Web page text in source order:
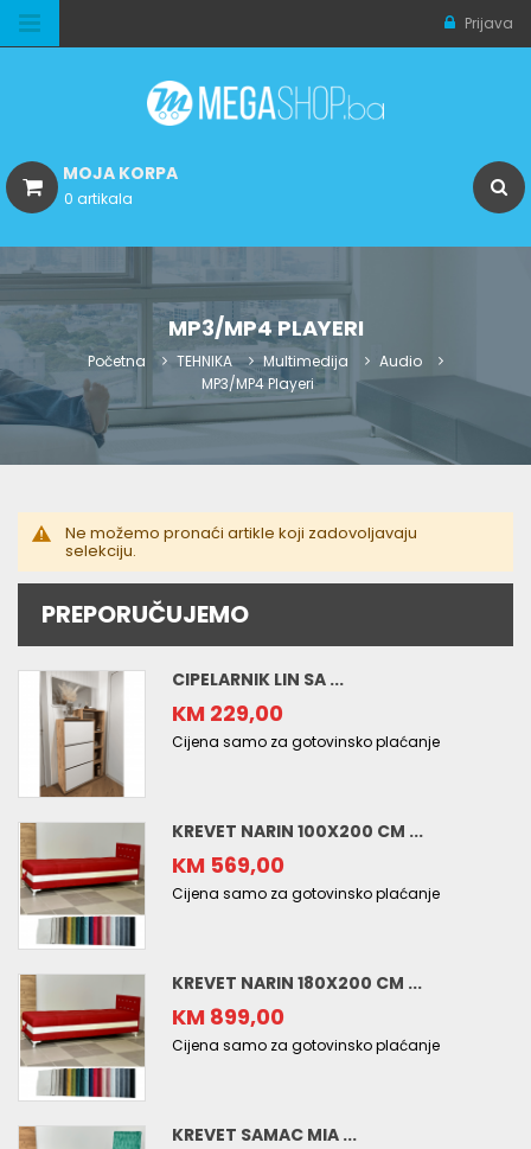
Prijava
MOJA KORPA
0 artikala
MP3/MP4 PLAYERI
Početna TEHNIKA Multimedija
Audio
MP3/MP4 Playeri
Ne možemo pronaći artikle koji zadovoljavaju
selekciju.
PREPORUČUJEMO
CIPELARNIK LIN SA ...
KM 229,00
Cijena samo za gotovinsko plaćanje
KREVET NARIN 100X200 CM ...
KM 569,00
Cijena samo za gotovinsko plaćanje
KREVET NARIN 180X200 CM ...
KM 899,00
Cijena samo za gotovinsko plaćanje
KREVET SAMAC MIA ...